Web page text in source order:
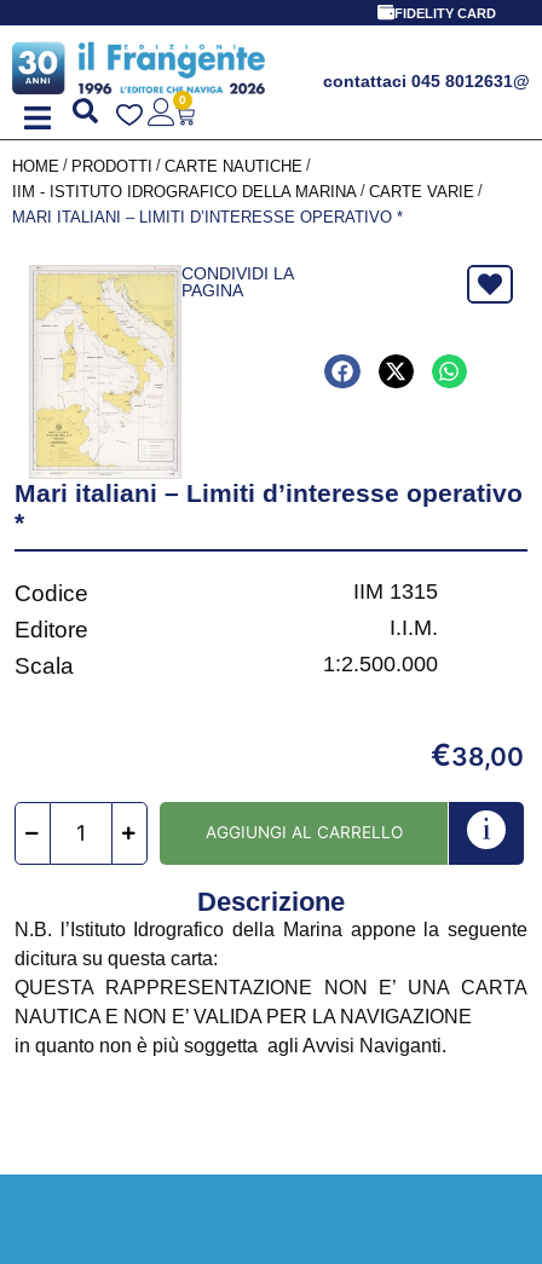
FIDELITY CARD
contattaci 045 8012631@
0
HOME / PRODOTTI / CARTE NAUTICHE /
IIM - ISTITUTO IDROGRAFICO DELLA MARINA / CARTE VARIE /
MARI ITALIANI – LIMITI D’INTERESSE OPERATIVO *
CONDIVIDI LA
PAGINA
Mari italiani – Limiti d’interesse operativo
*
Codice IIM 1315
Editore I.I.M.
Scala 1:2.500.000
€38,00
AGGIUNGI AL CARRELLO
Descrizione
N.B. l’Istituto Idrografico della Marina appone la seguente
dicitura su questa carta:
QUESTA RAPPRESENTAZIONE NON E’ UNA CARTA
NAUTICA E NON E’ VALIDA PER LA NAVIGAZIONE
in quanto non è più soggetta agli Avvisi Naviganti.